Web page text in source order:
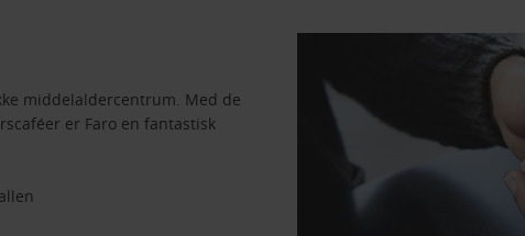
middelaldercentrum. Med de
er Faro en fantastisk